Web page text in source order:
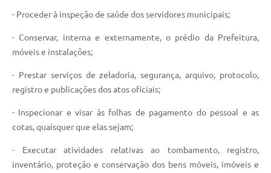
- Proceder à inspeção de saúde dos servidores municipais;
- Conservar, interna e externamente, o prédio da Prefeitura,
móveis e instalações;
- Prestar serviços de zeladoria, segurança, arquivo, protocolo,
registro e publicações dos atos oficiais;
- Inspecionar e visar às folhas de pagamento do pessoal e as
cotas, quaisquer que elas sejam;
- Executar atividades relativas ao tombamento, registro,
inventário, proteção e conservação dos bens móveis, imóveis e